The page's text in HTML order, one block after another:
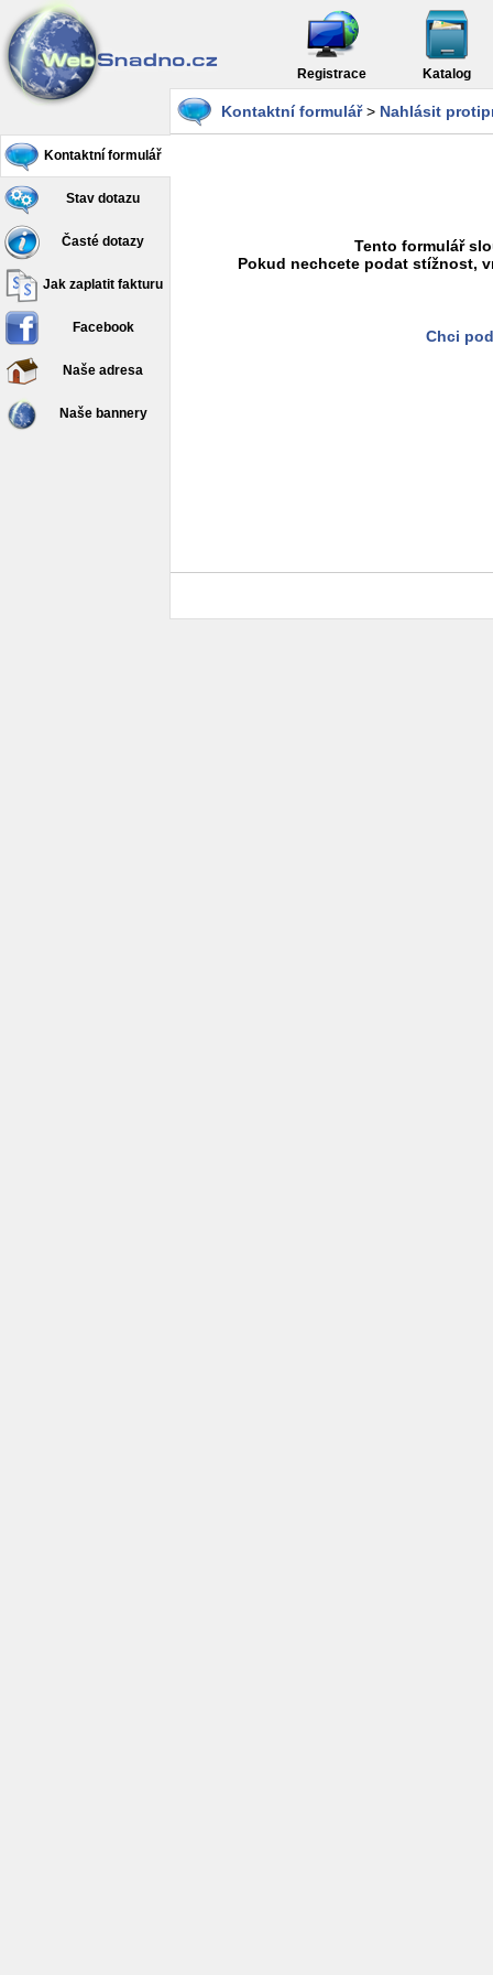
Registrace Katalog
Kontaktní formulář
Stav dotazu
Časté dotazy
Jak zaplatit fakturu
Facebook
Naše adresa
Naše bannery
Kontaktní formulář> Nahlásit
Tento formulář
Pokud nechcete podat stížnost,
Chci